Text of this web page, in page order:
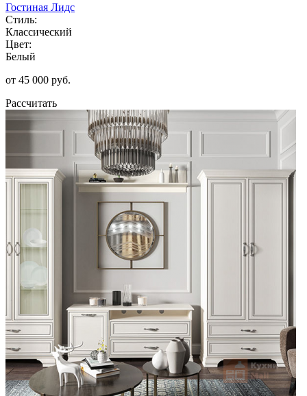
Гостиная Лидс
Стиль:
Классический
Цвет:
Белый
от 45 000 руб.
Рассчитать